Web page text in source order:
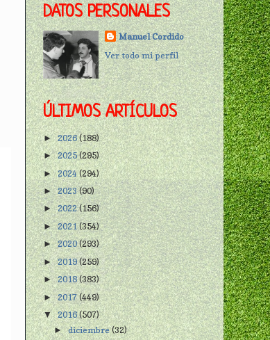
DATOS PERSONALES
Manuel Cordido
Ver todo mi perfil
ÚLTIMOS ARTÍCULOS
►2026(188)
►2025(295)
►2024(294)
►2023(90)
►2022(156)
►2021(354)
►2020(293)
►2019(259)
►2018(383)
►2017(449)
▼2016(507)
►diciembre(32)